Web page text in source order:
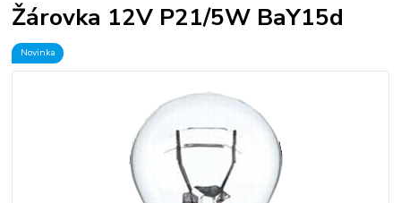
Žárovka 12V P21/5W BaY15d
Novinka